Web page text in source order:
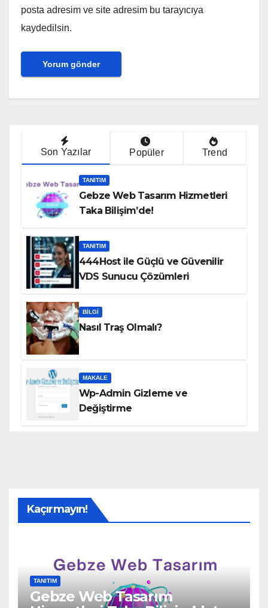
posta adresim ve site adresim bu tarayıcıya
kaydedilsin.
Son Yazılar Popüler Trend
TANITIM
Gebze Web Tasarım Hizmetleri
Taka Bilişim’de!
TANITIM
444Host ile Güçlü ve Güvenilir
VDS Sunucu Çözümleri
BILGI
Nasıl Traş Olmalı?
MAKALE
Wp-Admin Gizleme ve
Değiştirme
Kaçırmayın!
TANITIM
Gebze Web Tasarım